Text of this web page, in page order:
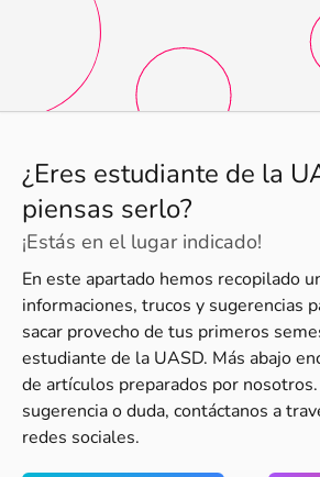
¿Eres estudiante de la
piensas serlo?
¡Estás en el lugar indicado!
En este apartado hemos recopilado
informaciones, trucos y sugerencias
sacar provecho de tus primeros
estudiante de la UASD. Más abajo
de artículos preparados por
sugerencia o duda, contáctanos a
redes sociales.